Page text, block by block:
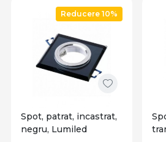
Reducere 10%
Spot, patrat, incastrat,
negru, Lumiled